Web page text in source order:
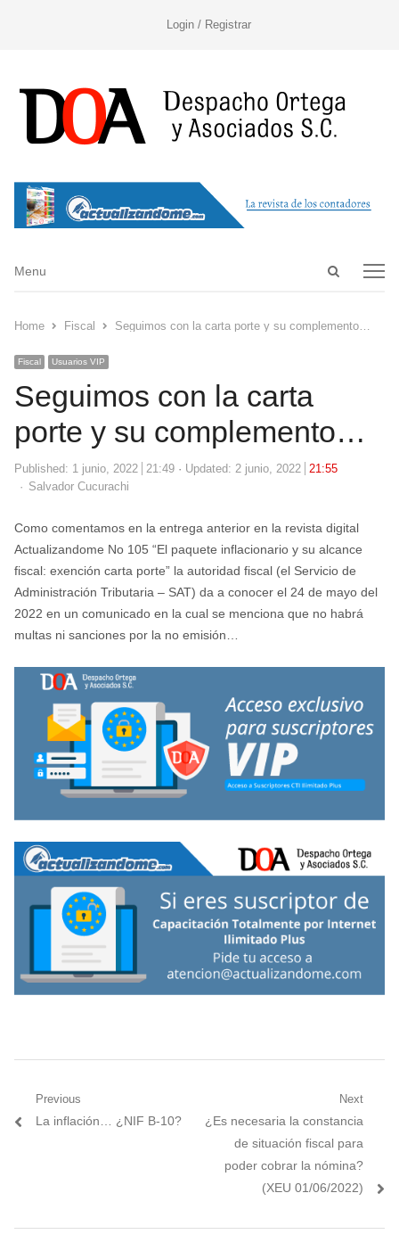
Login / Registrar
Open
Menu
Menu
Home Fiscal Seguimos con la carta porte y su complemento…
Fiscal Usuarios VIP
Seguimos con la carta
porte y su complemento…
Published: 1 junio, 2022 21:49 Updated: 2 junio, 2022
21:55
Author
Salvador Cucurachi
Como comentamos en la entrega anterior en la revista digital
Actualizandome No 105 “El paquete inflacionario y su alcance
fiscal: exención carta porte” la autoridad fiscal (el Servicio de
Administración Tributaria – SAT) da a conocer el 24 de mayo del
2022 en un comunicado en la cual se menciona que no habrá
multas ni sanciones por la no emisión…
Navegación
Previous
Previous
La inflación… ¿NIF B-10?
Next
Next
¿Es necesaria la constancia
de situación fiscal para
poder cobrar la nómina?
(XEU 01/06/2022)